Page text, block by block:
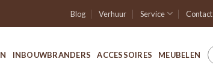
Blog Verhuur Service Contact
INBOUWBRANDERS ACCESSOIRES MEUBELEN